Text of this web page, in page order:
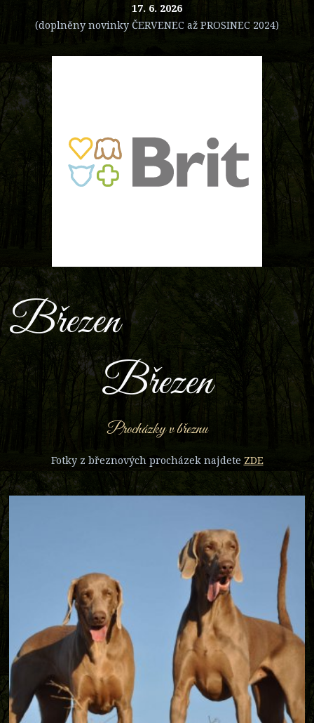
17. 6. 2026
(doplněny novinky ČERVENEC až PROSINEC 2024)
Březen
Březen
Procházky v březnu
Fotky z březnových procházek najdete ZDE